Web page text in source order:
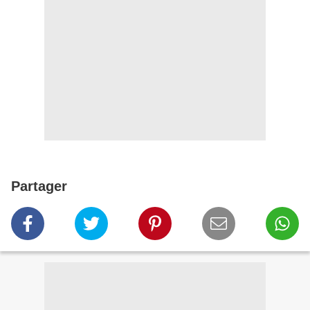
Partager